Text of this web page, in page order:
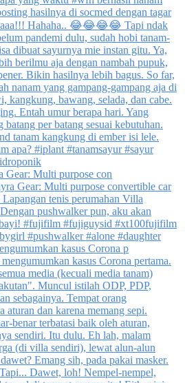
Gear: Multi purpose con
kasus Corona p